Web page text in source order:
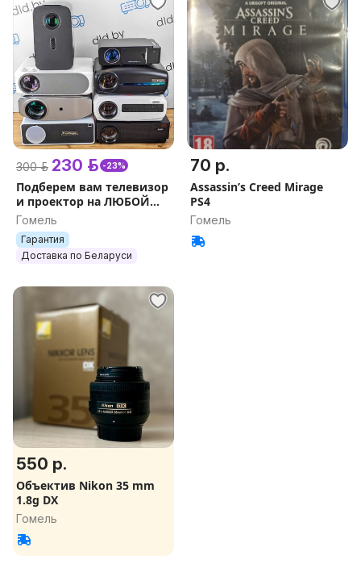
300 р. 230 р. -23%
Подберем вам телевизор
и проектор на ЛЮБОЙ
БЮДЖЕТ Alston Epson
Гомель
Гарантия
Доставка по Беларуси
70 р.
Assassin’s Creed Mirage
PS4
Гомель
550 р.
Объектив Nikon 35 mm
1.8g DX
Гомель